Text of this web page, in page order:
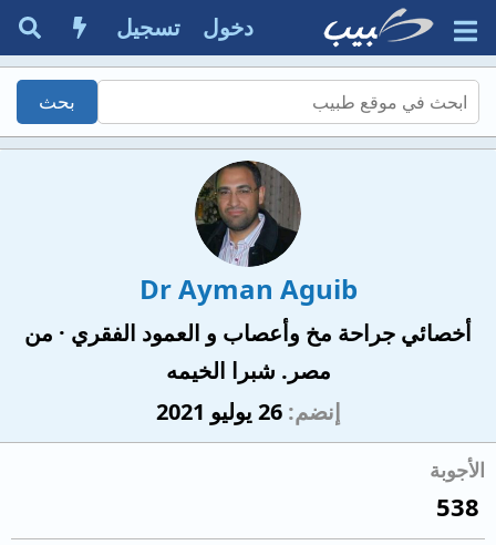
دخول تسجيل
Dr Ayman Aguib
أخصائي جراحة مخ وأعصاب و العمود الفقري · من
مصر. شبرا الخيمه
إنضم 26 يوليو 2021
الأجوبة
538